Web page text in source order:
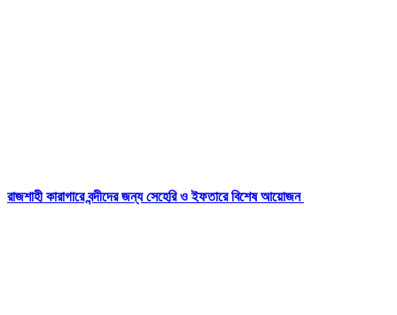
রাজশাহী কারাগারে বন্দীদের জন্য সেহেরি ও ইফতারে বিশেষ আয়োজন